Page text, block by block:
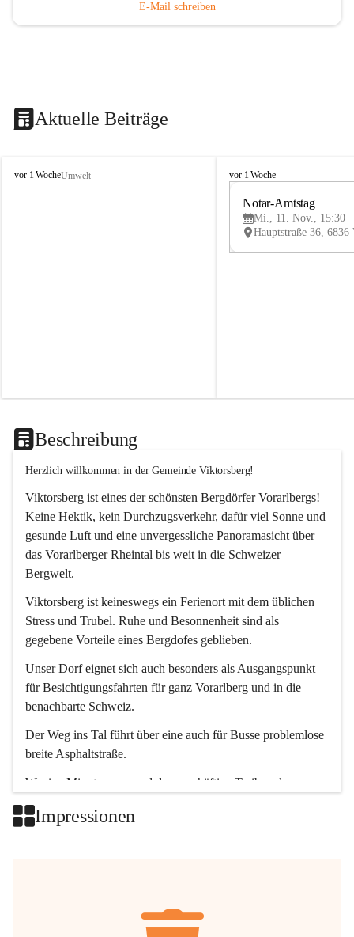
E-Mail schreiben
Aktuelle Beiträge
V
vor 1 WocheUmwelt
V
vor 1 Woche
Notar-Amtstag
Mi., 11. Nov., 15:30
Beschreibung
Herzlich willkommen in der Gemeinde Viktorsberg!
Viktorsberg ist eines der schönsten Bergdörfer Vorarlbergs!
Keine Hektik, kein Durchzugsverkehr, dafür viel Sonne und
gesunde Luft und eine unvergessliche Panoramasicht über
das Vorarlberger Rheintal bis weit in die Schweizer
Bergwelt.
Viktorsberg ist keineswegs ein Ferienort mit dem üblichen
Stress und Trubel. Ruhe und Besonnenheit sind als
gegebene Vorteile eines Bergdofes geblieben.
Unser Dorf eignet sich auch besonders als Ausgangspunkt
für Besichtigungsfahrten für ganz Vorarlberg und in die
benachbarte Schweiz.
Der Weg ins Tal führt über eine auch für Busse problemlose
breite Asphaltstraße.
Wenige Minuten nur, und das geschäftige Treiben der
Impressionen